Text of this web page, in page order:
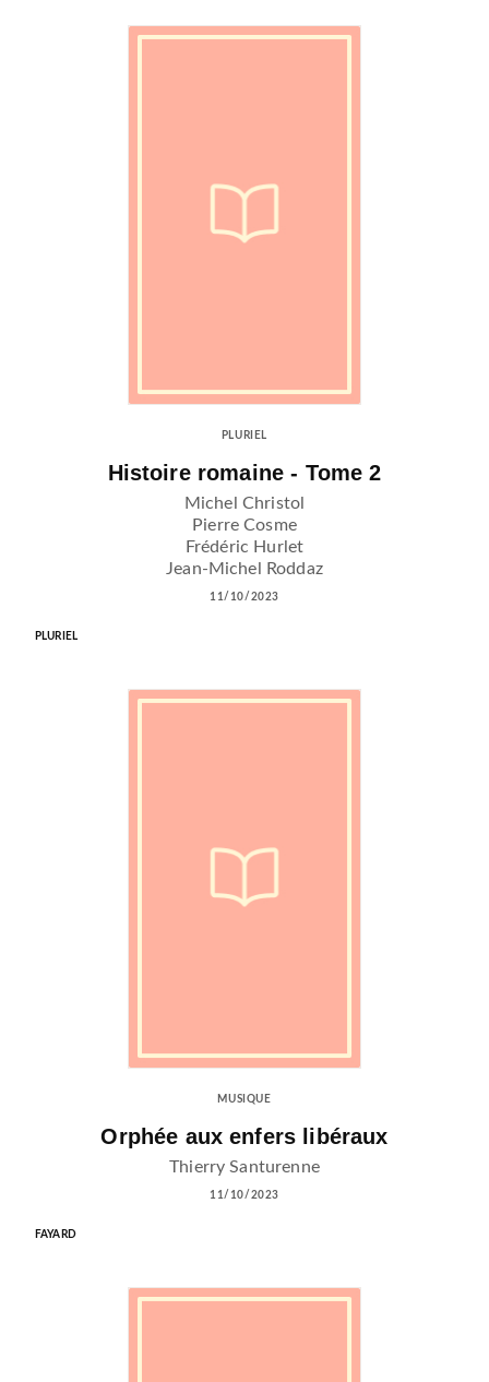
PLURIEL
Histoire romaine - Tome 2
Michel Christol
Pierre Cosme
Frédéric Hurlet
Jean-Michel Roddaz
11/10/2023
PLURIEL
MUSIQUE
Orphée aux enfers libéraux
Thierry Santurenne
11/10/2023
FAYARD